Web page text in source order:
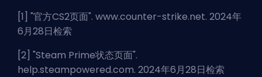
[1] "官方CS2页面". www.counter-strike.net. 2024年
6月28日检索
[2] "Steam Prime状态页面".
help.steampowered.com. 2024年6月28日检索